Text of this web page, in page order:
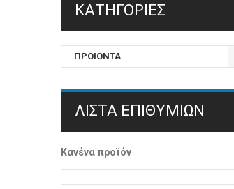
ΚΑΤΗΓΟΡΊΕΣ
ΠΡΟΙΟΝΤΑ
ΛΊΣΤΑ ΕΠΙΘΥΜΙΏΝ
Κανένα προϊόν